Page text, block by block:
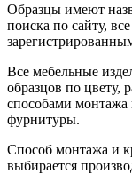
Образцы имеют
поиска по сайту,
Все мебельные
образцов по цвету,
способами
фурнитуры.
Способ монтажа и
выбирается